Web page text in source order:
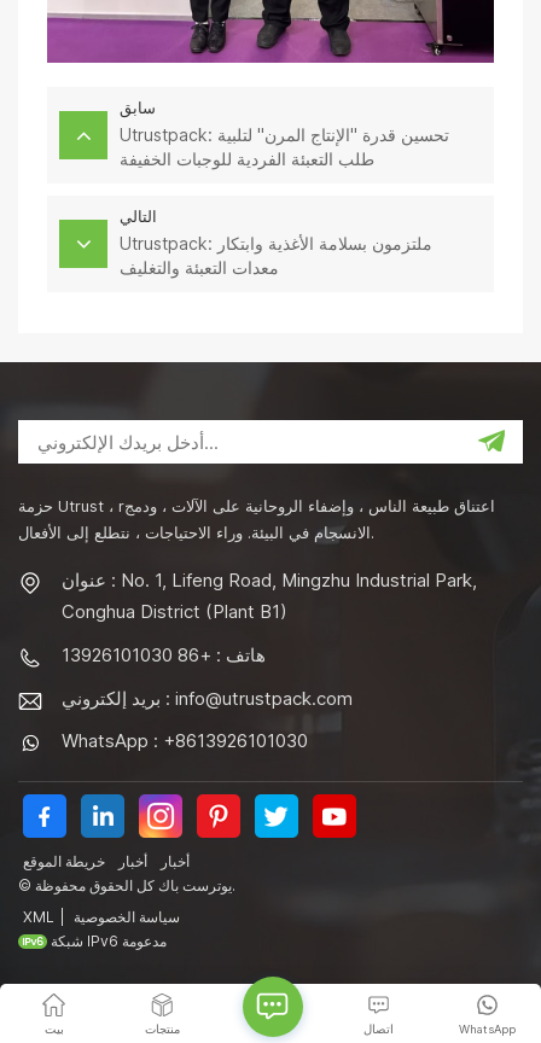
سابق
Utrustpack: تحسين قدرة "الإنتاج المرن" لتلبية
طلب التعبئة الفردية للوجبات الخفيفة
التالي
Utrustpack: ملتزمون بسلامة الأغذية وابتكار
معدات التعبئة والتغليف
حزمة Utrust ، rاعتناق طبيعة الناس ، وإضفاء الروحانية على الآلات ، ودمج
الانسجام في البيئة. وراء الاحتياجات ، نتطلع إلى الأفعال.
عنوان : No. 1, Lifeng Road, Mingzhu Industrial Park,
Conghua District (Plant B1)
هاتف : +86 13926101030
بريد إلكتروني : info@utrustpack.com
WhatsApp : +8613926101030
خريطة الموقع أخبار
أخبار
© يوترست باك كل الحقوق محفوظة.
XML
سياسة الخصوصية
شبكة IPv6 مدعومة
بيت منتجات WhatsApp اتصال